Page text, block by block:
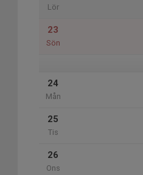
Lör
23
Sön
24
Mån
25
Tis
26
Ons